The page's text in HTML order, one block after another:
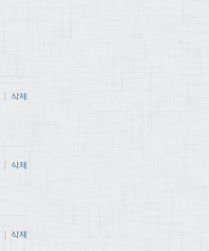
| 삭제
삭제
삭제